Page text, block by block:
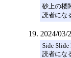
砂上の楼
読者にな
2024/03/
Side Slide
読者にな